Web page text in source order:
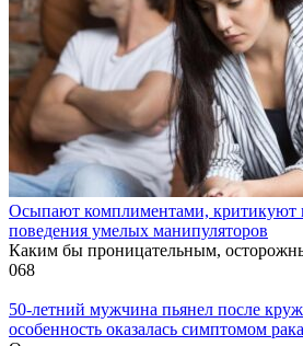
Осыпают комплиментами, критикуют
поведения умелых манипуляторов
Каким бы проницательным,
068
50-летний мужчина пьянел после
особенность оказалась симптомом рака